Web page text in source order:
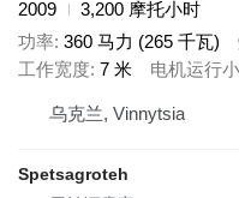
2009
3,200 摩托小时
功率 360 马力 (265 千瓦)
工作宽度 7 米 电机运行
乌克兰, Vinnytsia
Spetsagroteh